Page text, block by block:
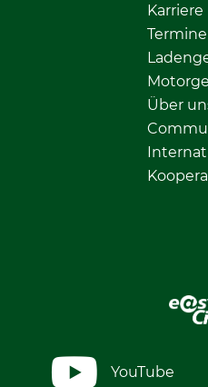
Karriere
Termine
Über
YouTube